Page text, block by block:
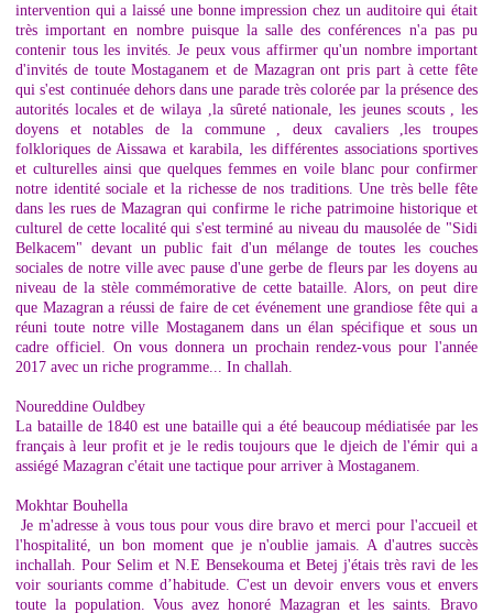
intervention qui a laissé une bonne impression chez un auditoire qui était
très important en nombre puisque la salle des conférences n'a pas pu
contenir tous les invités. Je peux vous affirmer qu'un nombre important
d'invités de toute Mostaganem et de Mazagran ont pris part à cette fête
qui s'est continuée dehors dans une parade très colorée par la présence des
autorités locales et de wilaya ,la sûreté nationale, les jeunes scouts , les
doyens et notables de la commune , deux cavaliers ,les troupes
folkloriques de Aissawa et karabila, les différentes associations sportives
et culturelles ainsi que quelques femmes en voile blanc pour confirmer
notre identité sociale et la richesse de nos traditions. Une très belle fête
dans les rues de Mazagran qui confirme le riche patrimoine historique et
culturel de cette localité qui s'est terminé au niveau du mausolée de "Sidi
Belkacem" devant un public fait d'un mélange de toutes les couches
sociales de notre ville avec pause d'une gerbe de fleurs par les doyens au
niveau de la stèle commémorative de cette bataille. Alors, on peut dire
que Mazagran a réussi de faire de cet événement une grandiose fête qui a
réuni toute notre ville Mostaganem dans un élan spécifique et sous un
cadre officiel. On vous donnera un prochain rendez-vous pour l'année
2017 avec un riche programme... In challah.
Noureddine Ouldbey
La bataille de 1840 est une bataille qui a été beaucoup médiatisée par les
français à leur profit et je le redis toujours que le djeich de l'émir qui a
assiégé Mazagran c'était une tactique pour arriver à Mostaganem.
Mokhtar Bouhella
Je m'adresse à vous tous pour vous dire bravo et merci pour l'accueil et
l'hospitalité, un bon moment que je n'oublie jamais. A d'autres succès
inchallah. Pour Selim et N.E Bensekouma et Betej j'étais très ravi de les
voir souriants comme d’habitude. C'est un devoir envers vous et envers
toute la population. Vous avez honoré Mazagran et les saints. Bravo